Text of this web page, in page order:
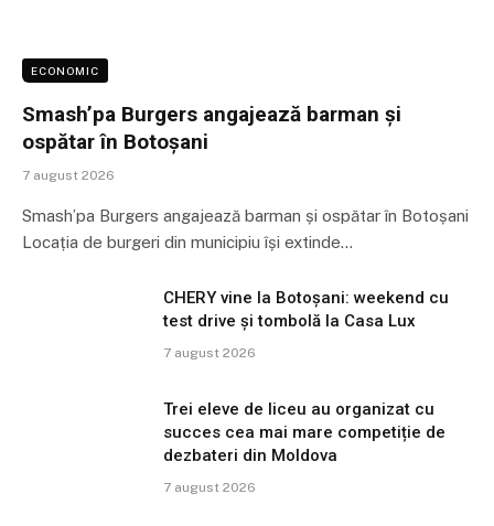
ECONOMIC
Smash’pa Burgers angajează barman și
ospătar în Botoșani
7 august 2026
Smash’pa Burgers angajează barman și ospătar în Botoșani
Locația de burgeri din municipiu își extinde…
CHERY vine la Botoșani: weekend cu
test drive și tombolă la Casa Lux
7 august 2026
Trei eleve de liceu au organizat cu
succes cea mai mare competiție de
dezbateri din Moldova
7 august 2026